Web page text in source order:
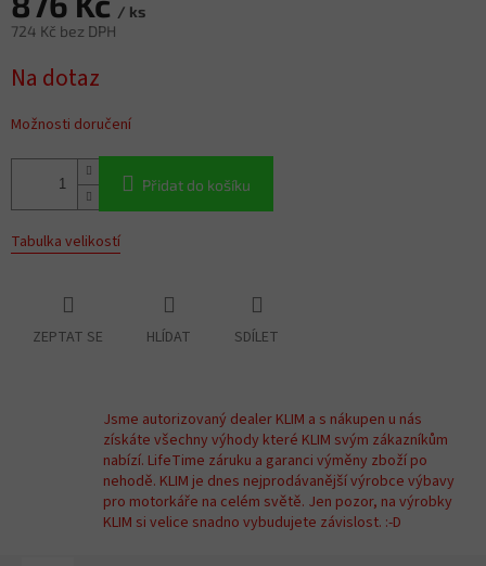
/ ks
724 Kč bez DPH
cena:
Na dotaz
Možnosti doručení
Přidat do košíku
Tabulka velikostí
ZEPTAT SE HLÍDAT SDÍLET
Jsme autorizovaný dealer KLIM a s nákupen u nás
získáte všechny výhody které KLIM svým zákazníkům
nabízí. LifeTime záruku a garanci výměny zboží po
nehodě. KLIM je dnes nejprodávanější výrobce výbavy
pro motorkáře na celém světě. Jen pozor, na výrobky
KLIM si velice snadno vybudujete závislost. :-D